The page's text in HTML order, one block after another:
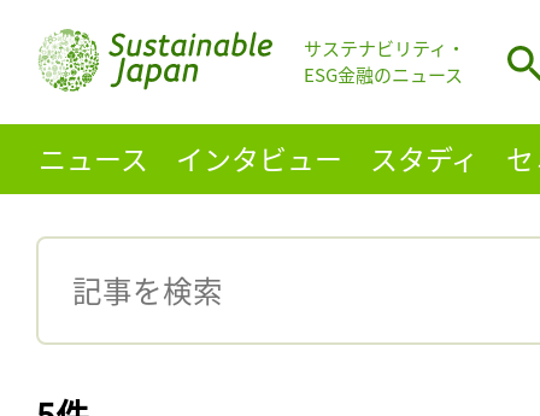
サステナビリティ・
ESG金融のニュース
ニュース インタビュー スタディ